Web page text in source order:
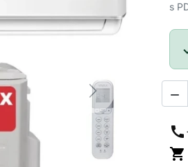
Next
s

call
